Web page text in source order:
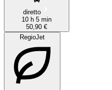
diretto
10 h 5 min
50,90 €
RegioJet